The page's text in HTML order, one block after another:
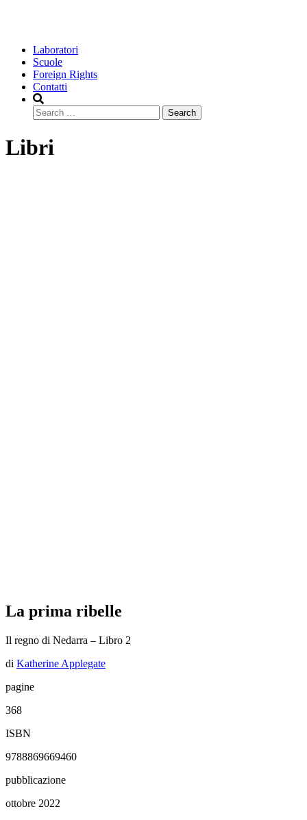
Laboratori
Scuole
Foreign Rights
Contatti
Search
Libri
La prima ribelle
Il regno di Nedarra – Libro 2
di Katherine Applegate
pagine
368
ISBN
9788869669460
pubblicazione
ottobre 2022